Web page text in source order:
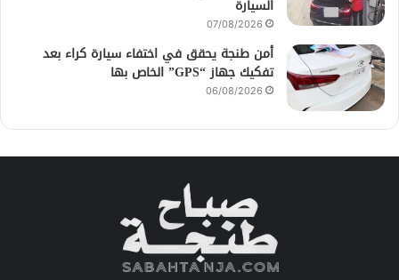
السيارة
07/08/2026
أمن طنجة يحقق في اختفاء سيارة كراء بعد
تفكيك جهاز “GPS” الخاص بها
06/08/2026